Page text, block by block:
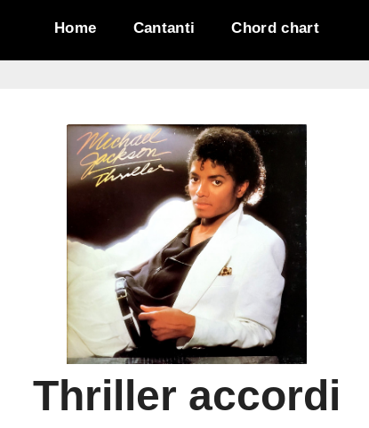
Home Cantanti Chord chart
Thriller accordi